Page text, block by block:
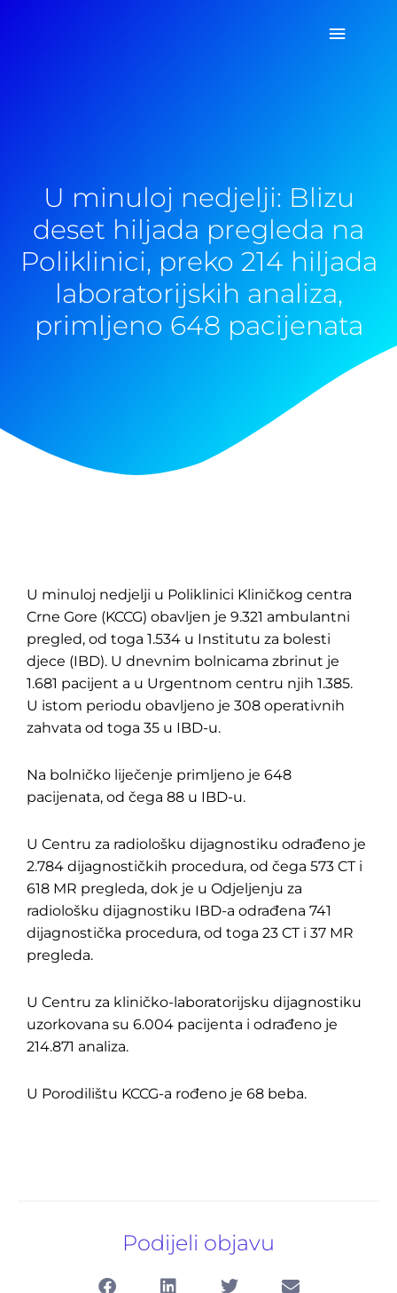
Glavni
U minuloj nedjelji: Blizu
deset hiljada pregleda na
Poliklinici, preko 214 hiljada
laboratorijskih analiza,
primljeno 648 pacijenata
U minuloj nedjelji u Poliklinici Kliničkog centra
Crne Gore (KCCG) obavljen je 9.321 ambulantni
pregled, od toga 1.534 u Institutu za bolesti
djece (IBD). U dnevnim bolnicama zbrinut je
1.681 pacijent a u Urgentnom centru njih 1.385.
U istom periodu obavljeno je 308 operativnih
zahvata od toga 35 u IBD-u.
Na bolničko liječenje primljeno je 648
pacijenata, od čega 88 u IBD-u.
U Centru za radiološku dijagnostiku odrađeno je
2.784 dijagnostičkih procedura, od čega 573 CT i
618 MR pregleda, dok je u Odjeljenju za
radiološku dijagnostiku IBD-a odrađena 741
dijagnostička procedura, od toga 23 CT i 37 MR
pregleda.
U Centru za kliničko-laboratorijsku dijagnostiku
uzorkovana su 6.004 pacijenta i odrađeno je
214.871 analiza.
U Porodilištu KCCG-a rođeno je 68 beba.
Podijeli objavu